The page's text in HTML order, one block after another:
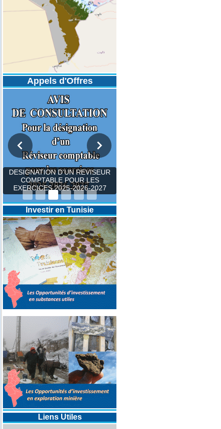
Appels d'Offres
DESIGNATION D’UN REVISEUR
COMPTABLE POUR LES
EXERCICES 2025-2026-2027
Investir en Tunisie
Liens Utiles